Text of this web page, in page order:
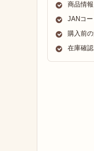
商品情
JANコ
購入前
在庫確